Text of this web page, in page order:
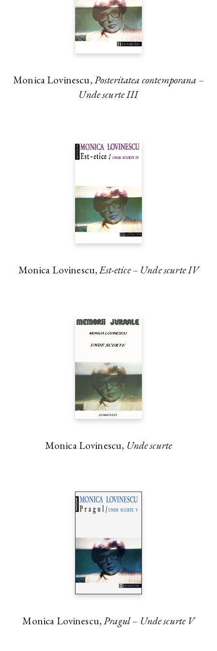
Monica Lovinescu,Posteritatea contemporana –
Unde scurte III
Monica Lovinescu,Est-etice – Unde scurte IV
Monica Lovinescu, Unde scurte
Monica Lovinescu,Pragul – Unde scurte V